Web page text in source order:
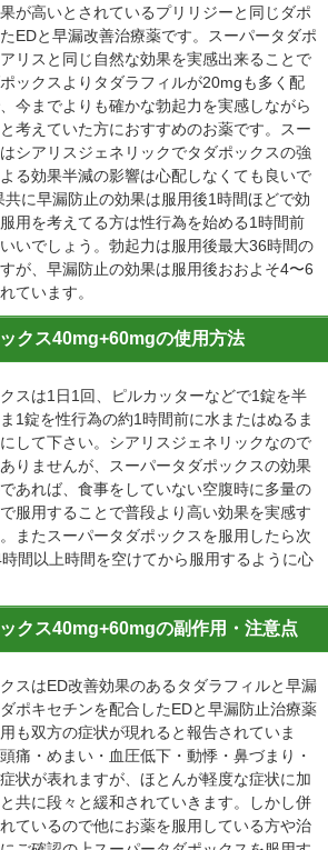
が高いとされているプリリジーと同じダポ
EDと早漏改善治療薬です。スーパータダポ
リスと同じ自然な効果を実感出来ることで
ックスよりタダラフィルが20mgも多く配
今までよりも確かな勃起力を実感しながら
考えていた方におすすめのお薬です。スー
シアリスジェネリックでタダポックスの強
る効果半減の影響は心配しなくても良いで
に早漏防止の効果は服用後1時間ほどで効
用を考えてる方は性行為を始める1時間前
いでしょう。勃起力は服用後最大36時間の
が、早漏防止の効果は服用後おおよそ4〜6
ています。
クス40mg+60mgの使用方法
スは1日1回、ピルカッターなどで1錠を半
1錠を性行為の約1時間前に水またはぬるま
して下さい。シアリスジェネリックなので
りませんが、スーパータダポックスの効果
あれば、食事をしていない空腹時に多量の
服用することで普段より高い効果を実感す
またスーパータダポックスを服用したら次
間以上時間を空けてから服用するように心
クス40mg+60mgの副作用・注意点
スはED改善効果のあるタダラフィルと早漏
ポキセチンを配合したEDと早漏防止治療薬
も双方の症状が現れると報告されていま
痛・めまい・血圧低下・動悸・鼻づまり・
状が表れますが、ほとんが軽度な症状に加
共に段々と緩和されていきます。しかし併
ているので他にお薬を服用している方や治